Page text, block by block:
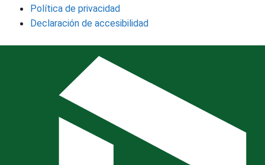
Política de privacidad
Declaración de accesibilidad